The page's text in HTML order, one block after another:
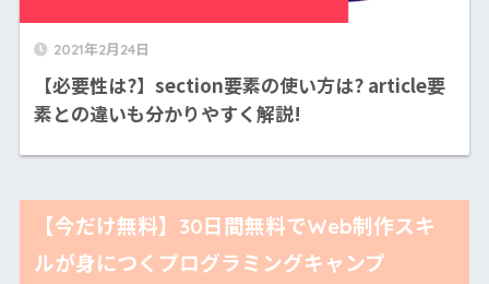
2021年2月24日
【必要性は?】section要素の使い方は? article要
素との違いも分かりやすく解説!
【今だけ無料】30日間無料でWeb制作スキ
ルが身につくプログラミングキャンプ